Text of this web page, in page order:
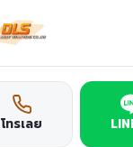
ชั่น ผลงาน
โทรเลย